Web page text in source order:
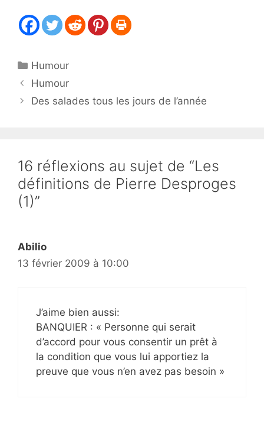
Catégories
Humour
Humour
Des salades tous les jours de l’année
16 réflexions au sujet de “Les
définitions de Pierre Desproges
(1)”
Abilio
13 février 2009 à 10:00
J’aime bien aussi:
BANQUIER : « Personne qui serait
d’accord pour vous consentir un prêt à
la condition que vous lui apportiez la
preuve que vous n’en avez pas besoin »